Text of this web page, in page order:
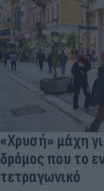
«Χρυσή» μάχη
δρόμος που το
τετραγωνικό